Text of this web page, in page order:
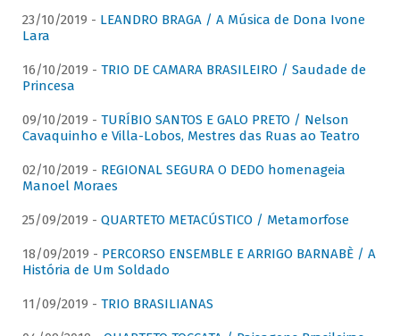
23/10/2019 - LEANDRO BRAGA / A Música de Dona Ivone
Lara
16/10/2019 - TRIO DE CAMARA BRASILEIRO / Saudade de
Princesa
09/10/2019 - TURÍBIO SANTOS E GALO PRETO / Nelson
Cavaquinho e Villa-Lobos, Mestres das Ruas ao Teatro
02/10/2019 - REGIONAL SEGURA O DEDO homenageia
Manoel Moraes
25/09/2019 - QUARTETO METACÚSTICO / Metamorfose
18/09/2019 - PERCORSO ENSEMBLE E ARRIGO BARNABÈ / A
História de Um Soldado
11/09/2019 - TRIO BRASILIANAS